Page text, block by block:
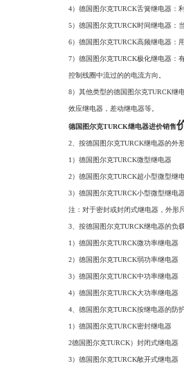
4）德国图尔克TURCK舌簧继电器：
5）德国图尔克TURCK时间继电器：
6）德国图尔克TURCK高频继电器：
7）德国图尔克TURCK极化继电器：
控制线圈中流过的的电流方向。
8）其他类型的德国图尔克TURCK继
效应继电器，差动继电器等。
德国图尔克TURCK继电器进价销售
2、按德国图尔克TURCK继电器的外
1）德国图尔克TURCK微型继电器
2）德国图尔克TURCK超小型微型继
3）德国图尔克TURCK小型微型继电
注：对于密封或封闭式继电器，外形
3、按德国图尔克TURCK继电器的负
1）德国图尔克TURCK微功率继电器
2）德国图尔克TURCK弱功率继电器
3）德国图尔克TURCK中功率继电器
4）德国图尔克TURCK大功率继电器
4、德国图尔克TURCK按继电器的防
1）德国图尔克TURCK密封继电器
2德国图尔克TURCK）封闭式继电器
3）德国图尔克TURCK敞开式继电器